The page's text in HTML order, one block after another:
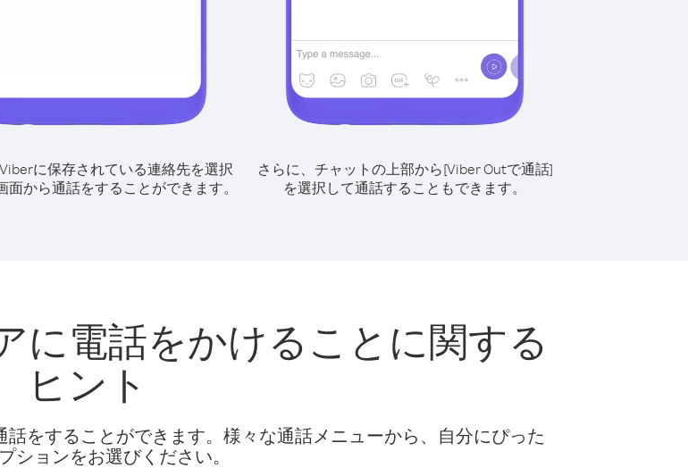
に保存されている連絡先を選択
面から通話をすることができます。
さらに、チャットの上部から[Viber Outで通話]
を選択して通話することもできます。
に電話をかけることに関する
ヒント
をすることができます。様々な通話メニューから、自分にぴった
ションをお選びください。